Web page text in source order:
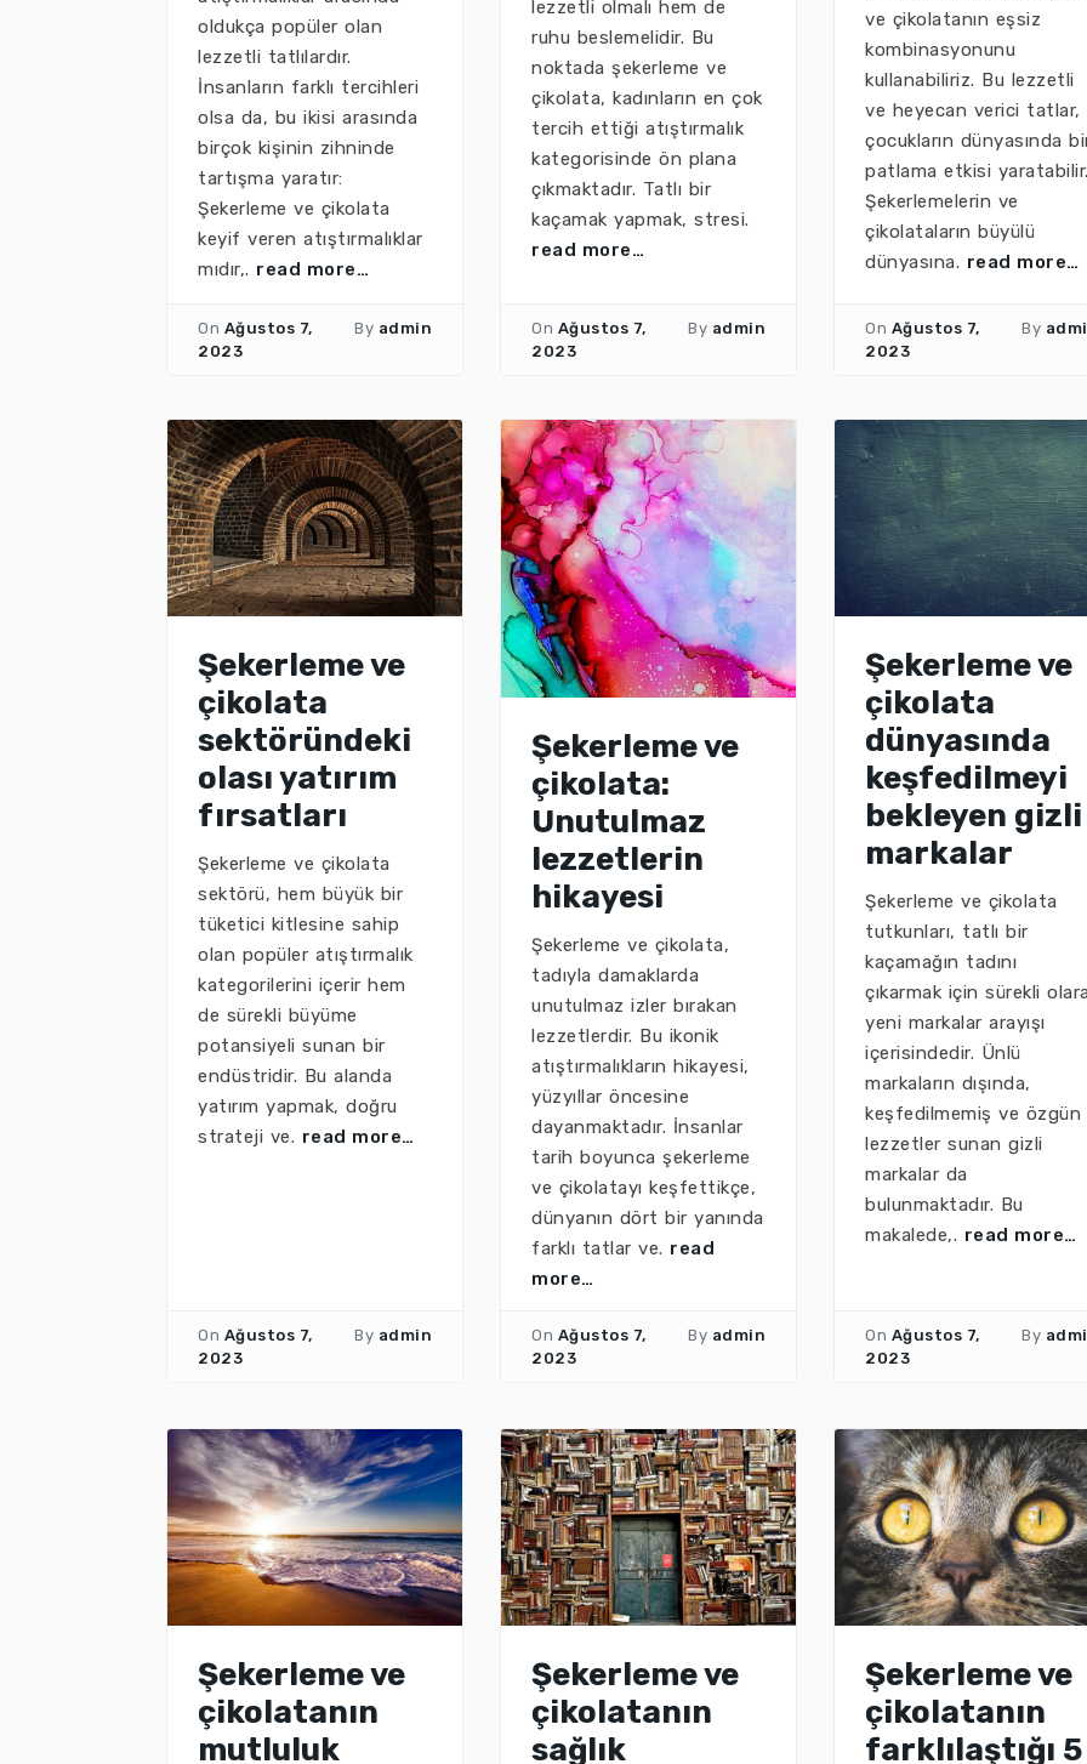
oldukça popüler olan
lezzetli tatlılardır.
İnsanların farklı tercihleri
olsa da, bu ikisi arasında
birçok kişinin zihninde
tartışma yaratır:
Şekerleme ve çikolata
keyif veren atıştırmalıklar
mıdır,. read more…
On Ağustos 7,
2023
By admin
lezzetli olmalı hem de
ruhu beslemelidir. Bu
noktada şekerleme ve
çikolata, kadınların en çok
tercih ettiği atıştırmalık
kategorisinde ön plana
çıkmaktadır. Tatlı bir
kaçamak yapmak, stresi.
read more…
On Ağustos 7,
2023
By admin
ve çikolatanın eşsiz
kombinasyonunu
kullanabiliriz. Bu lezzetli
ve heyecan verici tatlar,
çocukların dünyasında
patlama etkisi
Şekerlemelerin ve
çikolataların büyülü
dünyasına. read more…
On Ağustos 7,
2023
By
Şekerleme ve
çikolata
sektöründeki
olası yatırım
fırsatları
Şekerleme ve çikolata
sektörü, hem büyük bir
tüketici kitlesine sahip
olan popüler atıştırmalık
kategorilerini içerir hem
de sürekli büyüme
potansiyeli sunan bir
endüstridir. Bu alanda
yatırım yapmak, doğru
strateji ve. read more…
On Ağustos 7,
2023
By admin
Şekerleme ve
çikolata:
Unutulmaz
lezzetlerin
hikayesi
Şekerleme ve çikolata,
tadıyla damaklarda
unutulmaz izler bırakan
lezzetlerdir. Bu ikonik
atıştırmalıkların hikayesi,
yüzyıllar öncesine
dayanmaktadır. İnsanlar
tarih boyunca şekerleme
ve çikolatayı keşfettikçe,
dünyanın dört bir yanında
farklı tatlar ve. read
more…
On Ağustos 7,
2023
By admin
Şekerleme ve
çikolata
dünyasında
keşfedilmeyi
bekleyen gizli
markalar
Şekerleme ve çikolata
tutkunları, tatlı bir
kaçamağın tadını
çıkarmak için sürekli
yeni markalar arayışı
içerisindedir. Ünlü
markaların dışında,
keşfedilmemiş ve özgün
lezzetler sunan gizli
markalar da
bulunmaktadır. Bu
makalede,. read more…
On Ağustos 7,
2023
By
Şekerleme ve
çikolatanın
mutluluk
Şekerleme ve
çikolatanın
sağlık
Şekerleme ve
çikolatanın
farklılaştığı 5